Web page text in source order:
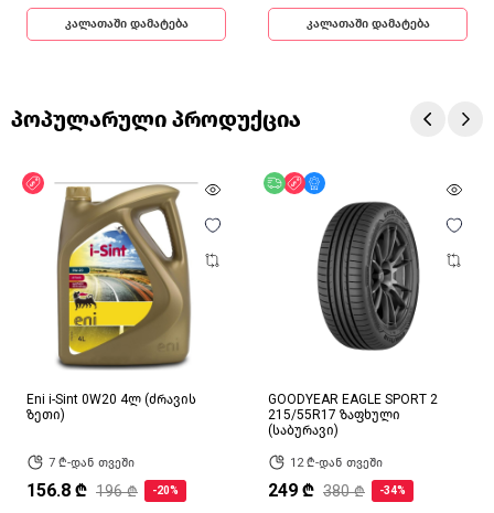
კალათაში დამატება კალათაში დამატება
პოპულარული პროდუქცია
ფასდაკლება
Eni i-Sint 0W20 4ლ (ძრავის
ზეთი)
7 ₾-დან თვეში
156.8 ₾ 196 ₾ -20%
უფასო მიწოდება
ფასდაკლება
GOODYEAR EAGLE SPORT 2
215/55R17 ზაფხული
(საბურავი)
12 ₾-დან თვეში
249 ₾ 380 ₾ -34%